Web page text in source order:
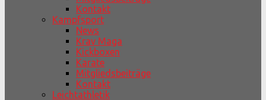
Kontakt
Kampfsport
News
Krav Maga
Kickboxen
Karate
Mitgliedsbeiträge
Kontakt
Leichtathletik